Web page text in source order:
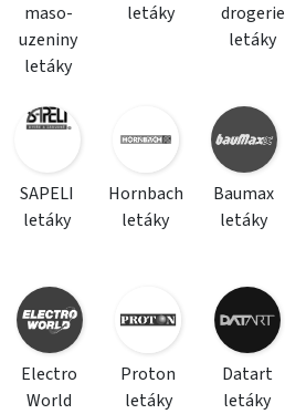
maso-
uzeniny
letáky
letáky
drogerie
letáky
SAPELI
letáky
Hornbach
letáky
Baumax
letáky
Electro
World
Proton
letáky
Datart
letáky